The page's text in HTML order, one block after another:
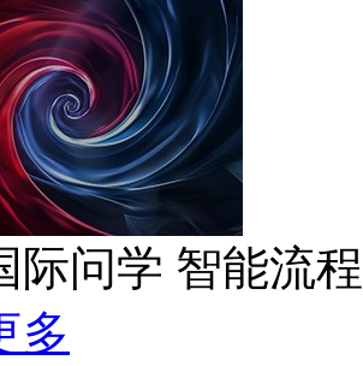
际问学 智能流
多